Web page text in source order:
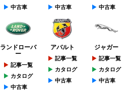
中古車
中古車
中古車
ランドローバ
ー
記事一覧
カタログ
中古車
アバルト
記事一覧
カタログ
中古車
ジャガー
記事一覧
カタログ
中古車